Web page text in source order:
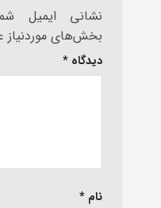
نشانی ایمیل
بخش‌های موردنیاز
دیدگاه *
نام *